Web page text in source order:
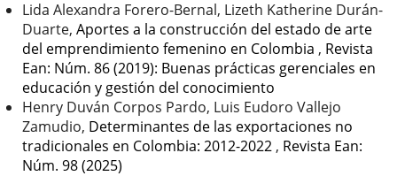
Lida Alexandra Forero-Bernal, Lizeth Katherine Durán-
Duarte, Aportes a la construcción del estado de arte
del emprendimiento femenino en Colombia , Revista
Ean: Núm. 86 (2019): Buenas prácticas gerenciales en
educación y gestión del conocimiento
Henry Duván Corpos Pardo, Luis Eudoro Vallejo
Zamudio, Determinantes de las exportaciones no
tradicionales en Colombia: 2012-2022 , Revista Ean:
Núm. 98 (2025)